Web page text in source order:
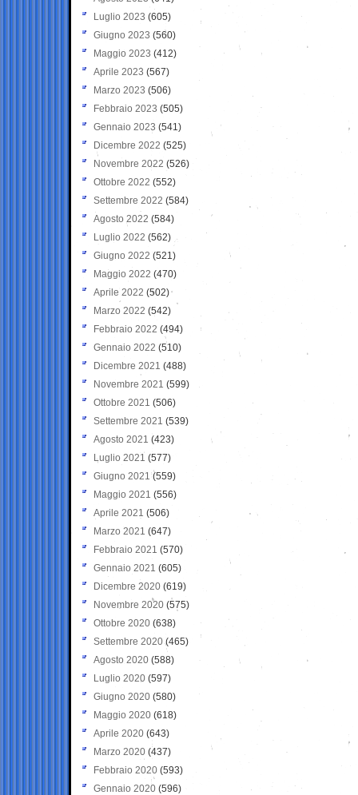
Luglio 2023 (605)
Giugno 2023 (560)
Maggio 2023 (412)
Aprile 2023 (567)
Marzo 2023 (506)
Febbraio 2023 (505)
Gennaio 2023 (541)
Dicembre 2022 (525)
Novembre 2022 (526)
Ottobre 2022 (552)
Settembre 2022 (584)
Agosto 2022 (584)
Luglio 2022 (562)
Giugno 2022 (521)
Maggio 2022 (470)
Aprile 2022 (502)
Marzo 2022 (542)
Febbraio 2022 (494)
Gennaio 2022 (510)
Dicembre 2021 (488)
Novembre 2021 (599)
Ottobre 2021 (506)
Settembre 2021 (539)
Agosto 2021 (423)
Luglio 2021 (577)
Giugno 2021(559)
Maggio 2021 (556)
Aprile 2021 (506)
Marzo 2021 (647)
Febbraio 2021 (570)
Gennaio 2021 (605)
Dicembre 2020 (619)
Novembre 2020 (575)
Ottobre 2020 (638)
Settembre 2020(465)
Agosto 2020 (588)
Luglio 2020 (597)
Giugno 2020 (580)
Maggio 2020 (618)
Aprile 2020 (643)
Marzo 2020 (437)
Febbraio 2020 (593)
Gennaio 2020 (596)